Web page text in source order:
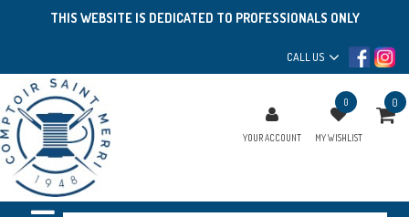
THIS WEBSITE IS DEDICATED TO PROFESSIONALS ONLY
CALL US
YOUR ACCOUNT
0
MY WISHLIST
0